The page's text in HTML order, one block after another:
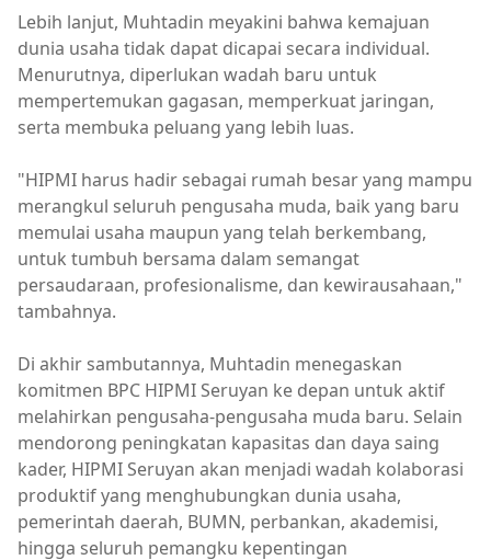
Lebih lanjut, Muhtadin meyakini bahwa kemajuan
dunia usaha tidak dapat dicapai secara individual.
Menurutnya, diperlukan wadah baru untuk
mempertemukan gagasan, memperkuat jaringan,
serta membuka peluang yang lebih luas.
"HIPMI harus hadir sebagai rumah besar yang mampu
merangkul seluruh pengusaha muda, baik yang baru
memulai usaha maupun yang telah berkembang,
untuk tumbuh bersama dalam semangat
persaudaraan, profesionalisme, dan kewirausahaan,"
tambahnya.
Di akhir sambutannya, Muhtadin menegaskan
komitmen BPC HIPMI Seruyan ke depan untuk aktif
melahirkan pengusaha-pengusaha muda baru. Selain
mendorong peningkatan kapasitas dan daya saing
kader, HIPMI Seruyan akan menjadi wadah kolaborasi
produktif yang menghubungkan dunia usaha,
pemerintah daerah, BUMN, perbankan, akademisi,
hingga seluruh pemangku kepentingan